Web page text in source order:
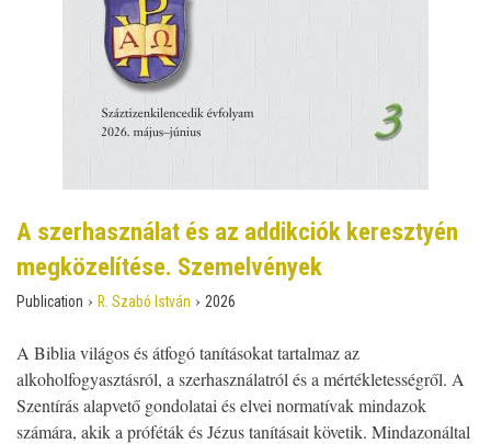
A szerhasználat és az addikciók keresztyén
megközelítése. Szemelvények
Publication › R. Szabó István › 2026
A Biblia világos és átfogó tanításokat tartalmaz az
alkoholfogyasztásról, a szerhasználatról és a mértékletességről. A
Szentírás alapvető gondolatai és elvei normatívak mindazok
számára, akik a próféták és Jézus tanításait követik. Mindazonáltal